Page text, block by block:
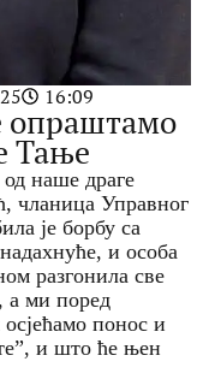
16:09
опраштамо
Тање
наше драге
чланица Управног
је борбу са
и особа
разгонила све
а ми поред
понос и
и што ће њен